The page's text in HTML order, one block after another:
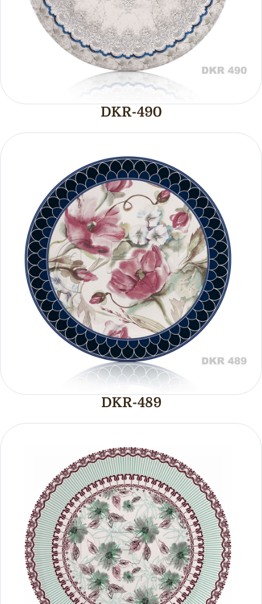
DKR-490
DKR-489